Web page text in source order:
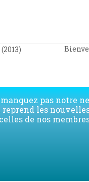
next
pas notre
reprend les
de nos